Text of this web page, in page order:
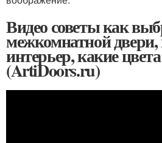
Видео советы как
межкомнатной двери,
интерьер, какие
(ArtiDoors.ru)